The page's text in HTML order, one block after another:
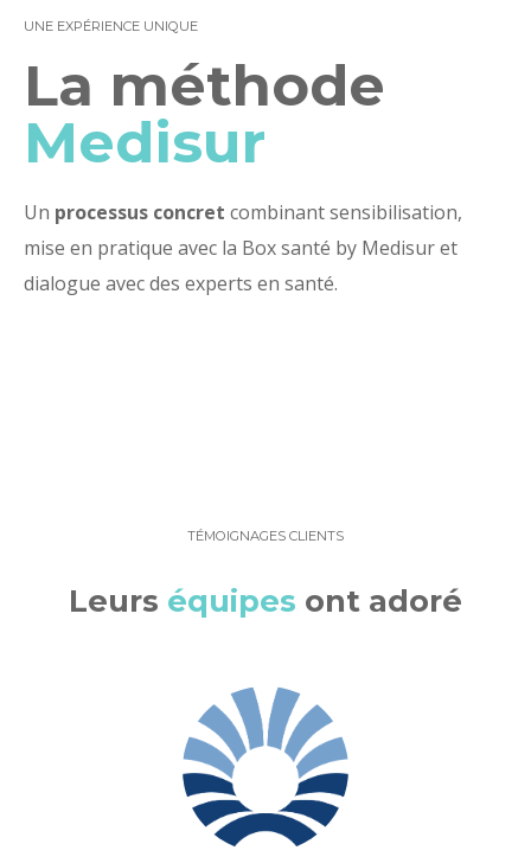
UNE EXPÉRIENCE UNIQUE
La méthode
Medisur
Un processus concret combinant sensibilisation,
mise en pratique avec la Box santé by Medisur et
dialogue avec des experts en santé.
TÉMOIGNAGES CLIENTS
Leurs équipes ont adoré